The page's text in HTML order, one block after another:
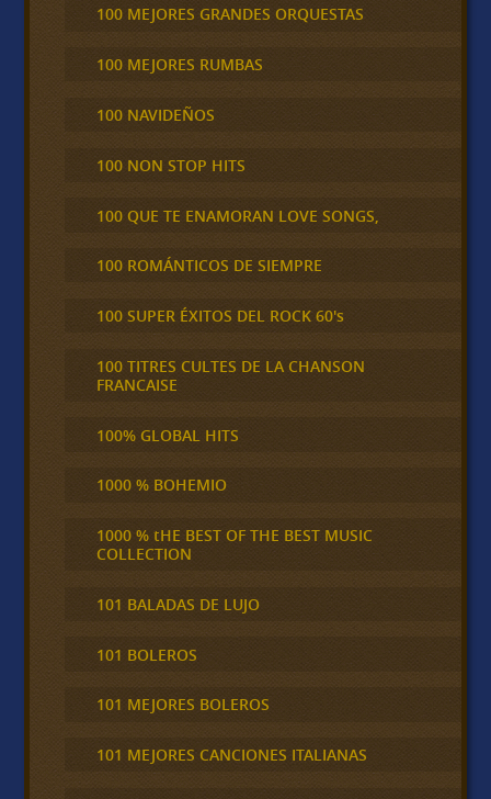
100 MEJORES GRANDES ORQUESTAS
100 MEJORES RUMBAS
100 NAVIDEÑOS
100 NON STOP HITS
100 QUE TE ENAMORAN LOVE SONGS,
100 ROMÁNTICOS DE SIEMPRE
100 SUPER ÉXITOS DEL ROCK 60's
100 TITRES CULTES DE LA CHANSON
FRANCAISE
100% GLOBAL HITS
1000 % BOHEMIO
1000 % tHE BEST OF THE BEST MUSIC
COLLECTION
101 BALADAS DE LUJO
101 BOLEROS
101 MEJORES BOLEROS
101 MEJORES CANCIONES ITALIANAS